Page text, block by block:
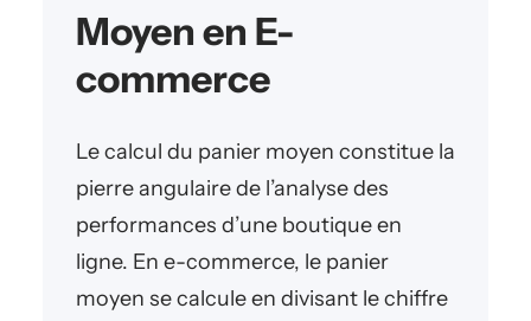
Moyen en E-
commerce
Le calcul du panier moyen constitue la
pierre angulaire de l’analyse des
performances d’une boutique en
ligne. En e-commerce, le panier
moyen se calcule en divisant le chiffre